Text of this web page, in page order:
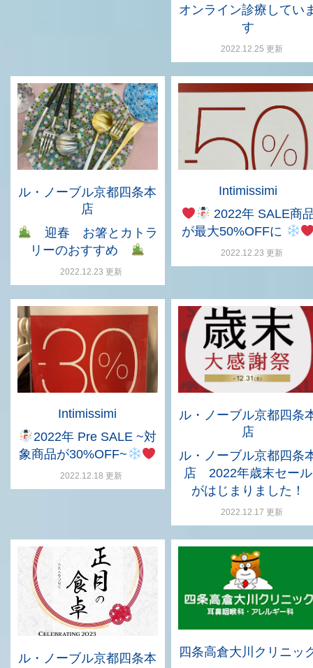
オンライン診療してい
す
2022.12.25 更新
ル・ノーブル京都四条本
店
迎春 お箸とカトラ
リーのおすすめ
2022.12.23 更新
Intimissimi
2022年 SALE商
が最大50%OFFに
2022.12.23 更新
Intimissimi
2022年 Pre SALE ~対
象商品が30%OFF~
2022.12.18 更新
ル・ノーブル京都四条
店
ル・ノーブル京都四条
店 2022年歳末セール
がはじまりました！
2022.12.17 更新
ル・ノーブル京都四条本 四条高倉大川クリニッ